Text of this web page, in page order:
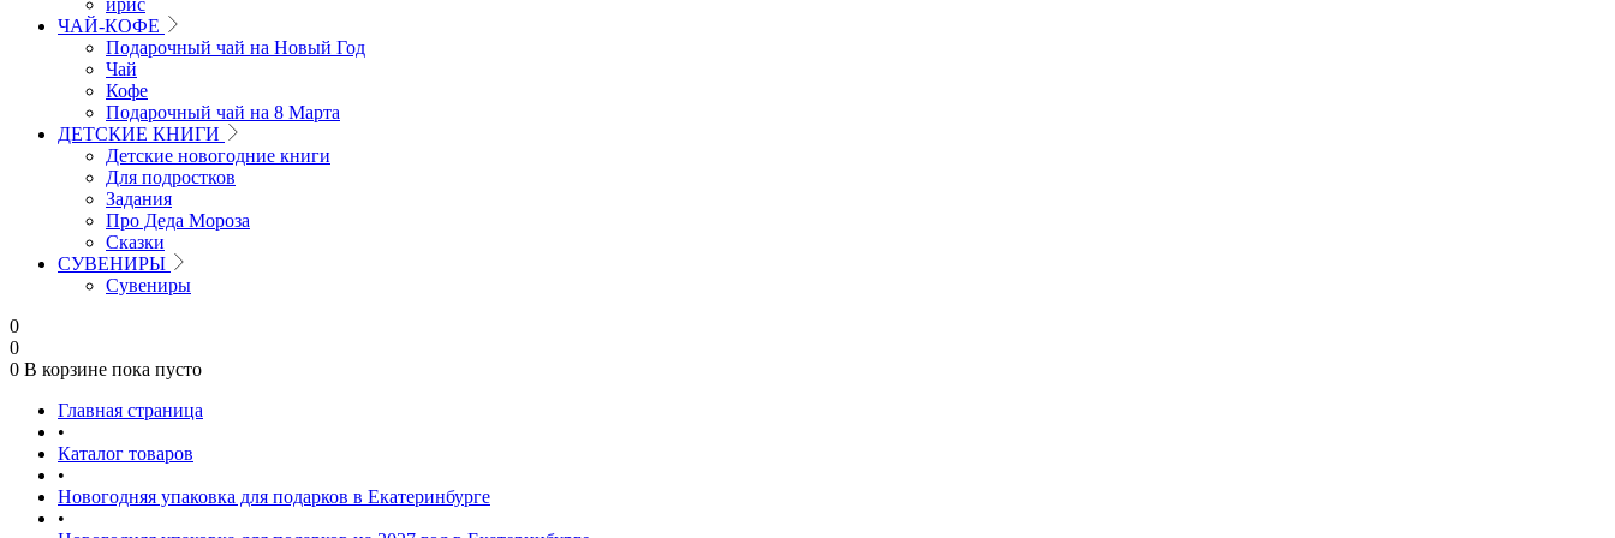
ирис
ЧАЙ-КОФЕ
Подарочный чай на Новый Год
Чай
Кофе
Подарочный чай на 8 Марта
ДЕТСКИЕ КНИГИ
Детские новогодние книги
Для подростков
Задания
Про Деда Мороза
Сказки
СУВЕНИРЫ
Сувениры
0
0
0 В корзине пока пусто
Главная страница
•
Каталог товаров
•
Новогодняя упаковка для подарков в Екатеринбурге
•